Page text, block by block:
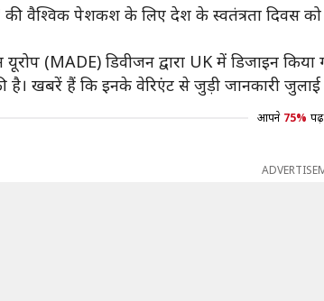
की वैश्विक पेशकश के लिए देश के स्वतंत्रता दिवस को
यूरोप (MADE) डिवीजन द्वारा UK में डिजाइन किया
है। खबरें हैं कि इनके वेरिएंट से जुड़ी जानकारी जुलाई
आपने 75% पढ़